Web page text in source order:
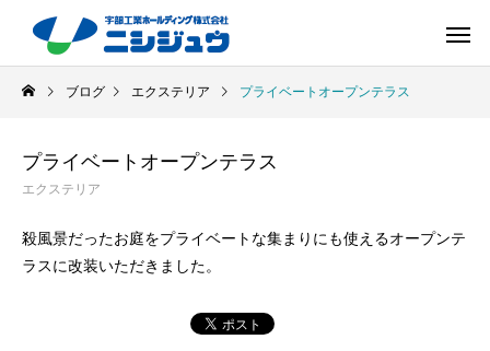
ブログ エクステリア プライベートオープンテラス
プライベートオープンテラス
エクステリア
殺風景だったお庭をプライベートな集まりにも使えるオープンテ
ラスに改装いただきました。